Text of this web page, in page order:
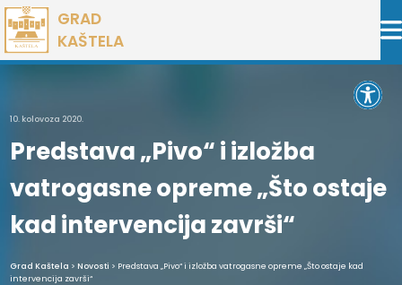
Preskoči
na
sadržaj
GRAD
KAŠTELA
10. kolovoza 2020.
Predstava „Pivo“ i izložba
vatrogasne opreme „Što ostaje
kad intervencija završi“
Grad Kaštela > Novosti > Predstava „Pivo“ i izložba vatrogasne opreme „Što ostaje kad
intervencija završi“